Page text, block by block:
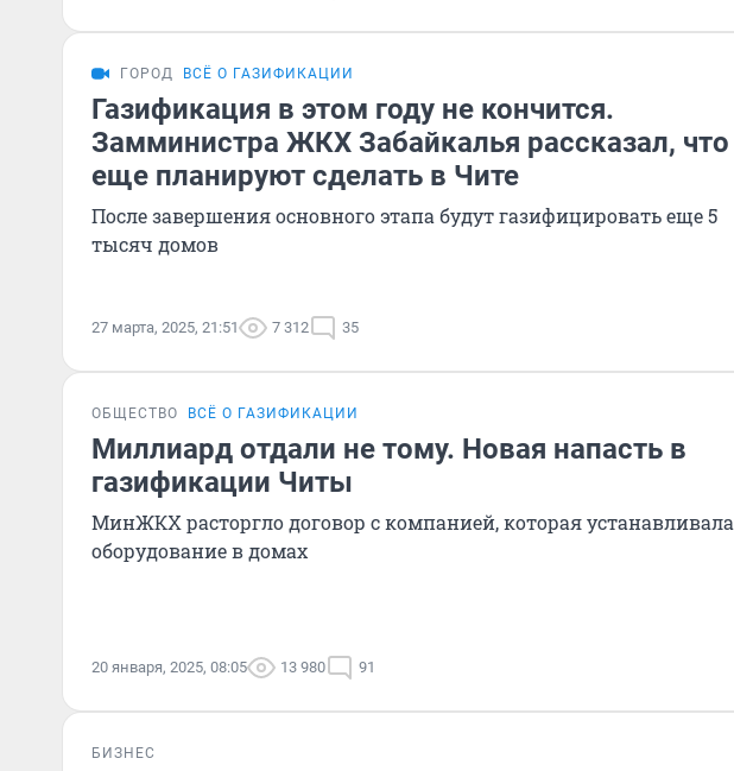
ГОРОД ВСЁ О ГАЗИФИКАЦИИ
Газификация в этом году не кончится.
Замминистра ЖКХ Забайкалья рассказал, что
еще планируют сделать в Чите
После завершения основного этапа будут газифицировать еще 5
тысяч домов
27 марта, 2025, 21:51 7 312 35
ОБЩЕСТВО ВСЁ О ГАЗИФИКАЦИИ
Миллиард отдали не тому. Новая напасть в
газификации Читы
МинЖКХ расторгло договор с компанией, которая устанавливала
оборудование в домах
20 января, 2025, 08:05 13 980 91
БИЗНЕС